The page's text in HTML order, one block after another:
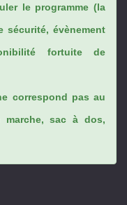
le programme (la
sécurité, évènement
fortuite de
correspond pas au
marche, sac à dos,